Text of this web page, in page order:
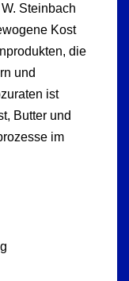
Steinbach
Kost
die
und
ist
Butter und
im